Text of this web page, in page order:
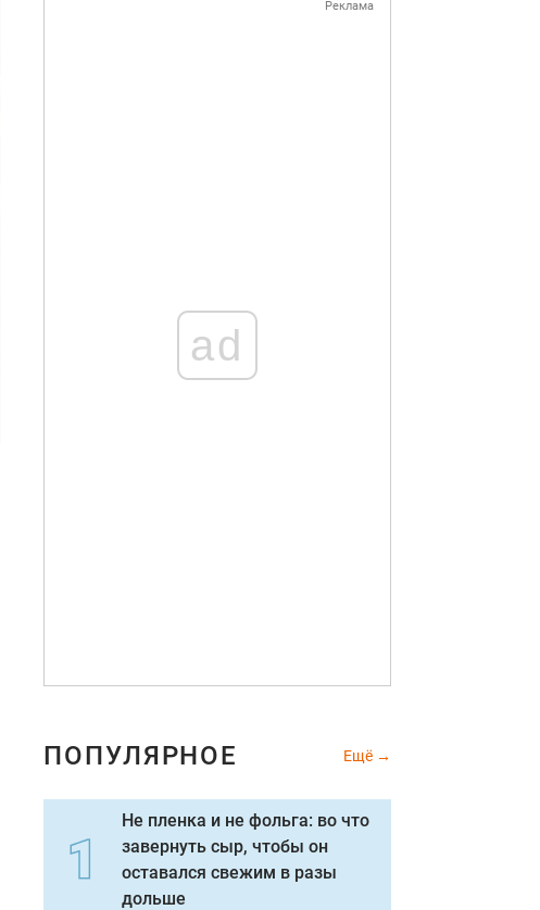
Реклама
ad
ПОПУЛЯРНОЕ Ещё
Не пленка и не фольга: во что
завернуть сыр, чтобы он
оставался свежим в разы
дольше